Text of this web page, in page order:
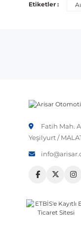
Etiketler :
Fatih Mah.
Yeşilyurt /